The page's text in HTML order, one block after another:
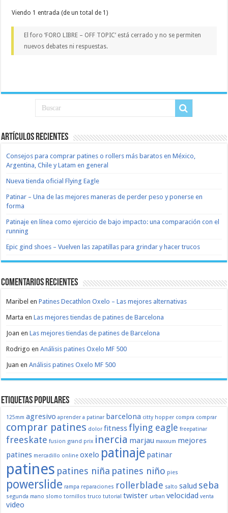
Viendo 1 entrada (de un total de 1)
El foro ‘FORO LIBRE – OFF TOPIC’ está cerrado y no se permiten
nuevos debates ni respuestas.
Artículos recientes
Consejos para comprar patines o rollers más baratos en México,
Argentina, Chile y Latam en general
Nueva tienda oficial Flying Eagle
Patinar – Una de las mejores maneras de perder peso y ponerse en
forma
Patinaje en línea como ejercicio de bajo impacto: una comparación con el
running
Epic gind shoes – Vuelven las zapatillas para grindar y hacer trucos
Comentarios recientes
Maribel enPatines Decathlon Oxelo – Las mejores alternativas
Marta enLas mejores tiendas de patines de Barcelona
Joan enLas mejores tiendas de patines de Barcelona
Rodrigo enAnálisis patines Oxelo MF 500
Juan enAnálisis patines Oxelo MF 500
Etiquetas populares
125mm agresivo aprender a patinar barcelona citty hopper compra comprar
comprar patines dolor fitnessflying eagle freepatinar
freeskate fusion grand prix inercia marjau maxxum mejores
patines mercadillo online oxelo patinaje patinar
patines patines niña patines niño pies
powerslide rampa reparaciones rollerblade salto salud seba
segunda mano slomo tornillos truco tutorial twister urban velocidad venta
video